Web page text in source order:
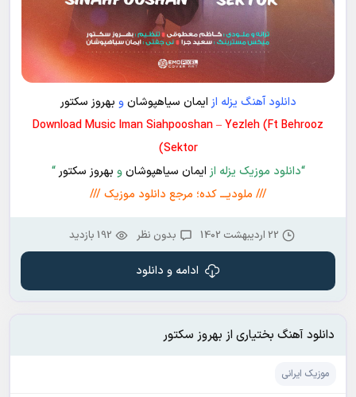
دانلود آهنگ یزله از ایمان سیاهپوشانو بهروز سکتور
Download Music Iman Siahpooshan – Yezleh (Ft Behrooz
Sektor)
“دانلود موزیک یزله از ایمان سیاهپوشانو بهروز سکتور “
/// ملودیـــ کده؛ مرجع دانلود موزیک ///
22 اردیبهشت 1402 بدون نظر 192 بازدید
ادامه و دانلود
دانلود آهنگ بختیاری از بهروز سکتور
موزیک ایرانی